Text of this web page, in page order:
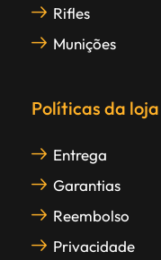
Rifles
Munições
Políticas da loja
Entrega
Garantias
Reembolso
Privacidade